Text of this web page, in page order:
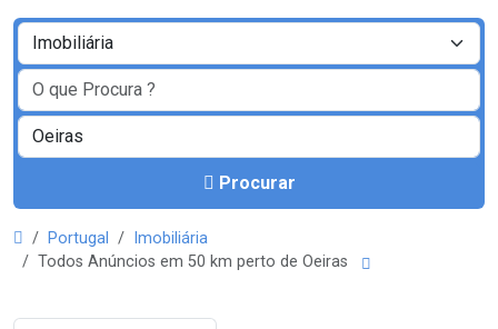
Procurar
Portugal
Imobiliária
Todos Anúncios em 50 km perto de Oeiras